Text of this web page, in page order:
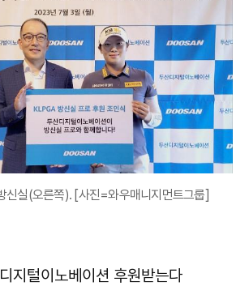
신실(오른쪽). [사진=와우매니지먼트그룹]
지털이노베이션 후원받는다